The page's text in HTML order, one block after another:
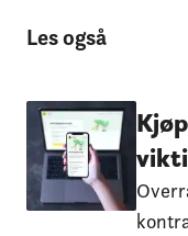
Les også